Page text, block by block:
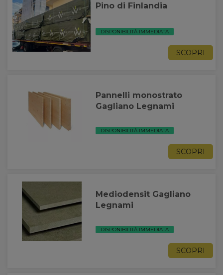
Pino di Finlandia
DISPONIBILITÀ IMMEDIATA
SCOPRI
Pannelli monostrato
Gagliano Legnami
DISPONIBILITÀ IMMEDIATA
SCOPRI
Mediodensit Gagliano
Legnami
DISPONIBILITÀ IMMEDIATA
SCOPRI